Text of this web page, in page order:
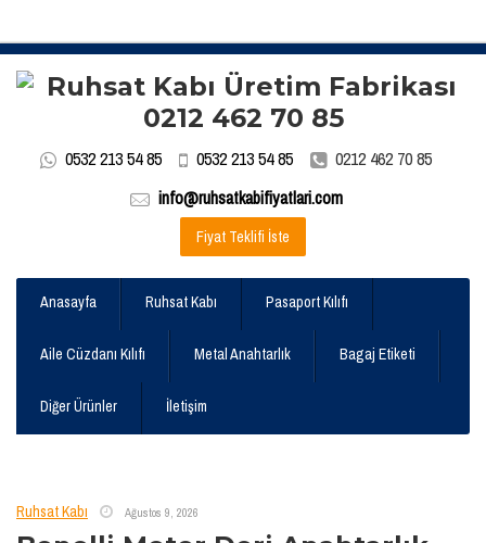
0532 213 54 85 0532 213 54 85
0212 462 70 85
info@ruhsatkabifiyatlari.com
Fiyat Teklifi İste
Anasayfa Ruhsat Kabı Pasaport Kılıfı
Aile Cüzdanı Kılıfı Metal Anahtarlık Bagaj Etiketi
Diğer Ürünler İletişim
Ruhsat Kabı Ağustos 9, 2026